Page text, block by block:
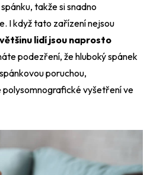
takže si snadno
I když tato zařízení nejsou
lidí jsou naprosto
podezření, že hluboký spánek
poruchou,
vyšetření ve